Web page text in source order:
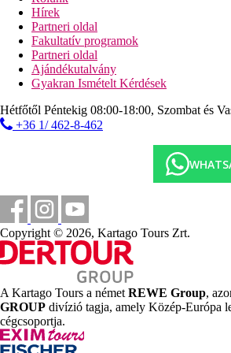
napágyak, napernyők és
Sport és szórakozás ingyenesen
animáció és esti programok
aerobic
vízi torna
teniszpálya (oktatás térítés
strandröplabda
asztalitenisz
Sport és szórakozás térítés ellenében
spa-központ
fitneszterem
kerékpárkölcsönzés
teniszoktatás
All Inclusive: minden étkezés
egyrs import alkoholos és
01:30 óra között, napközben
kávé, tea, sütemények és fagylalt,
Hírek
Partneri oldal
Fakultatív programok
Partneri oldal
Ajándékutalvány
Gyakran Ismételt Kérdések
Hétfőtől Péntekig 08:00-18:00, Szombat és
+36 1/ 462-8-462
Copyright © 2026, Kartago Tours Zrt.
A Kartago Tours a német REWE Group,
GROUP divízió tagja, amely Közép-Európa
cégcsoportja.